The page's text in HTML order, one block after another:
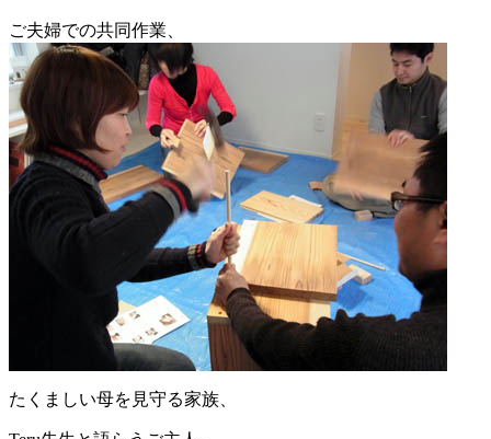
ご夫婦での共同作業、
たくましい母を見守る家族、